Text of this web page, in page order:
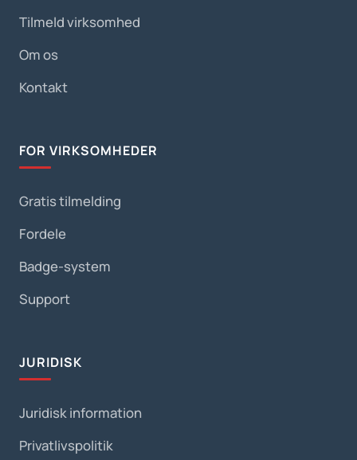
Tilmeld virksomhed
Om os
Kontakt
FOR VIRKSOMHEDER
Gratis tilmelding
Fordele
Badge-system
Support
JURIDISK
Juridisk information
Privatlivspolitik